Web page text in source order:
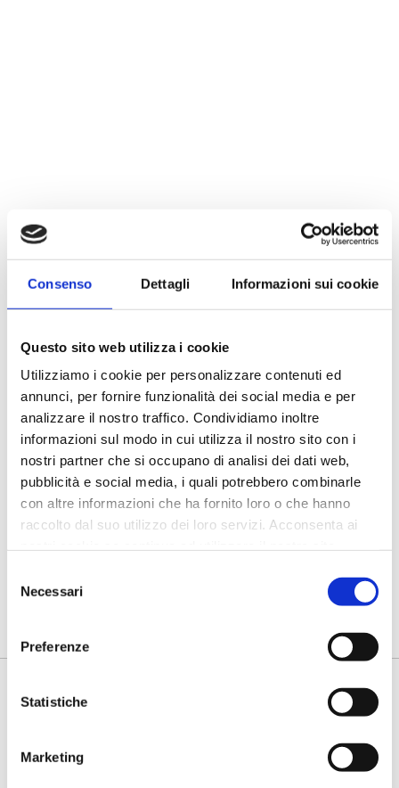
Consenso Dettagli Informazioni sui cookie
Questo sito web utilizza i cookie
Utilizziamo i cookie per personalizzare contenuti ed
annunci, per fornire funzionalità dei social media e per
analizzare il nostro traffico. Condividiamo inoltre
informazioni sul modo in cui utilizza il nostro sito con i
nostri partner che si occupano di analisi dei dati web,
pubblicità e social media, i quali potrebbero combinarle
con altre informazioni che ha fornito loro o che hanno
raccolto dal suo utilizzo dei loro servizi. Acconsenta ai
disponibile a questo link:
https://www.mielebianchi.it/informativa-cookies.php.
delNecessari
Preferenze
Statistiche
Marketing
TECNOLOGIA E QUALITÀ
ottanta. La golosità del titolare (Giovanni Bianchi)
per il miele, ha per così dire condizionato tutta la